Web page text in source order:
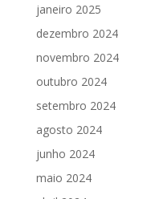
janeiro 2025
dezembro 2024
novembro 2024
outubro 2024
setembro 2024
agosto 2024
junho 2024
maio 2024